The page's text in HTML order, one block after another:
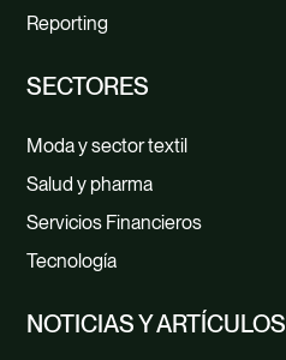
Reporting
SECTORES
Moda y sector textil
Salud y pharma
Servicios Financieros
Tecnología
NOTICIAS Y ARTÍCULOS